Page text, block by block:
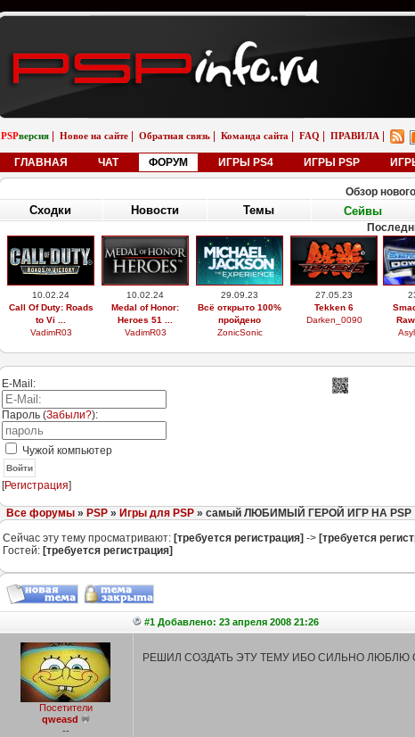
PSPверсия Новое на сайте Обратная связь Команда сайта FAQ ПРАВИЛА
ГЛАВНАЯ ЧАТ ФОРУМ ИГРЫ PS4 ИГРЫ PSP
Обзор
Сходки Новости Темы Сейвы
10.02.24
Call Of Duty: Roads
to Vi ...
VadimR03
10.02.24
Medal of Honor:
Heroes 51 ...
VadimR03
29.09.23
Всё открыто 100%
пройдено
ZonicSonic
27.05.23
Tekken 6
Darken_0090
E-Mail:
Пароль (Забыли?):
Чужой компьютер
Войти
[Регистрация]
Все форумы» PSP» Игры для PSP» самый ЛЮБИМЫЙ ГЕРОЙ ИГР НА PSP
Сейчас эту тему просматривают: [требуется регистрация] -> [требуется
Гостей: [требуется регистрация]
#1 Добавлено: 23 апреля 2008 21:26
Посетители
qweasd
--
РЕШИЛ СОЗДАТЬ ЭТУ ТЕМУ ИБО СИЛЬНО ЛЮБЛЮ